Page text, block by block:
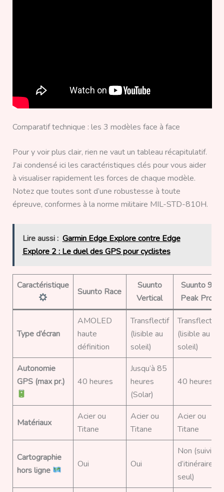
Comparatif technique : les 3 modèles face à face
Pour y voir plus clair, rien ne vaut un tableau récapitulatif.
J’ai condensé ici les caractéristiques clés pour vous aider
à visualiser rapidement les forces de chaque modèle.
Notez que toutes sont d’une robustesse à toute
épreuve, conformes à la norme militaire MIL-STD-810H.
Lire aussi : Garmin Edge Explore contre Edge
Explore 2 : Le duel des GPS pour cyclistes
Caractéristique
Suunto Race
Suunto
Vertical
Suunto 9
Peak Pro
Type d’écran
AMOLED
haute
définition
Transflectif
(lisible au
soleil)
Transflectif
(lisible au
soleil)
Autonomie
GPS (max pr.)
40 heures
Jusqu’à 85
heures
(Solar)
40 heures
Matériaux
Acier ou
Titane
Acier ou
Titane
Acier ou
Titane
Cartographie
hors ligne
Oui Oui
Non (suivi
d’itinéraire
seul)